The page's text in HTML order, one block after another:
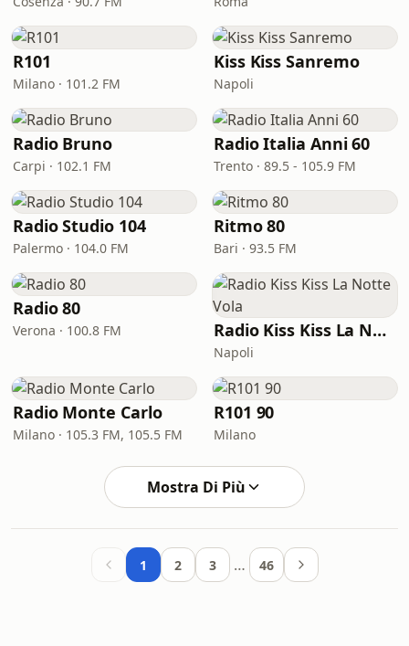
R101
Milano · 101.2 FM
Kiss Kiss Sanremo
Napoli
Radio Bruno
Carpi · 102.1 FM
Radio Italia Anni 60
Trento · 89.5 - 105.9 FM
Radio Studio 104
Palermo · 104.0 FM
Ritmo 80
Bari · 93.5 FM
Radio 80
Verona · 100.8 FM Radio Kiss Kiss La Notte Vola
Napoli
Radio Monte Carlo
Milano · 105.3 FM, 105.5 FM
R101 90
Milano
Mostra Di Più
1 2 3 … 46